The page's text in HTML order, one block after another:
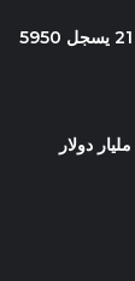
أسعار الذهب في مصر اليوم.. عيار 21 يسجل 5950